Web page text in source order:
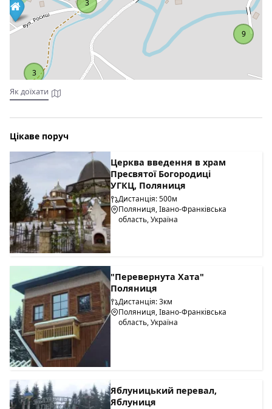
3
9
3
Як доїхати
Цікаве поруч
Церква введення в храм
Пресвятої Богородиці
УГКЦ, Поляниця
Дистанція: 500м
Поляниця, Івано-Франківська
область, Україна
"Перевернута Хата"
Поляниця
Дистанція: 3км
Поляниця, Івано-Франківська
область, Україна
Яблуницький перевал,
Яблуниця